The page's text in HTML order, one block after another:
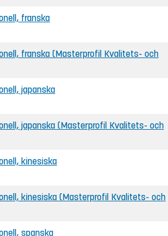
franska
franska (Masterprofil Kvalitets- och
japanska
japanska (Masterprofil Kvalitets- och
kinesiska
kinesiska (Masterprofil Kvalitets- och
spanska